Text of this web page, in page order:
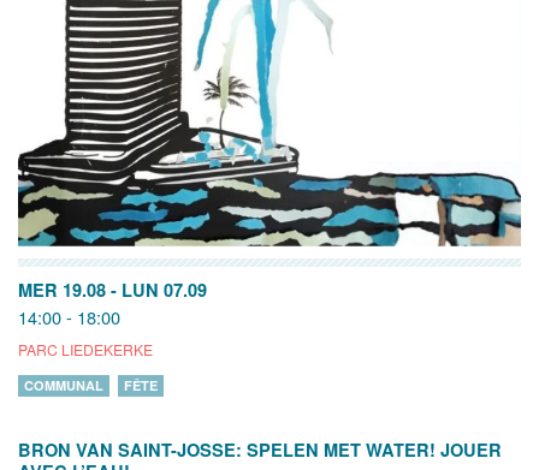
MER 19.08 - LUN 07.09
14:00 - 18:00
PARC LIEDEKERKE
COMMUNAL FÊTE
BRON VAN SAINT-JOSSE: SPELEN MET WATER! JOUER